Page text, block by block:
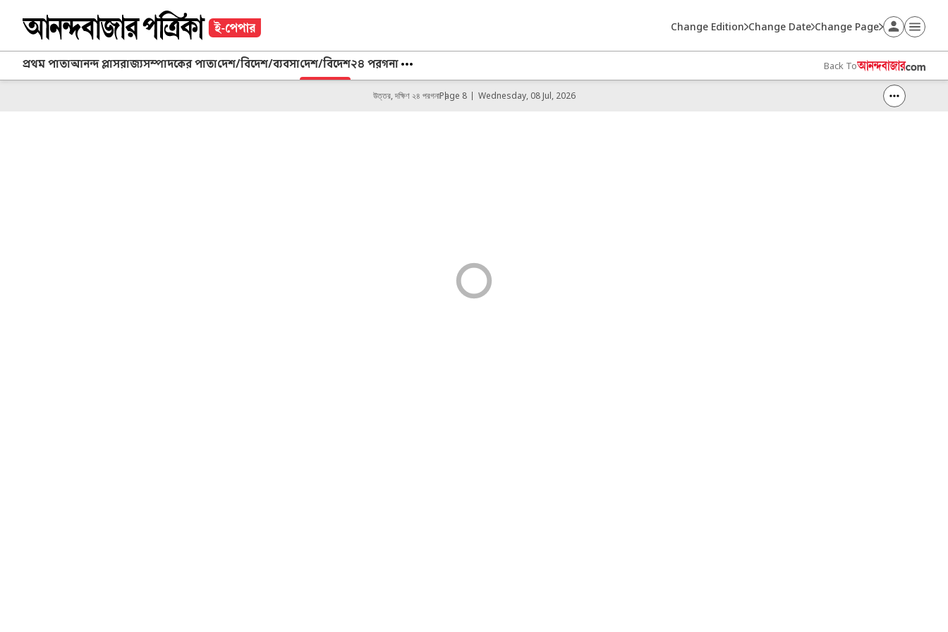
Change Edition Change Date Change Page
প্রথম পাতাআনন্দ প্লাসরাজ্যসম্পাদকের পাতাদেশ/বিদেশ/ব্যবসাদেশ/বিদেশ২৪ পরগনা Back To
উত্তর, দক্ষিণ ২৪ পরগনাPage 8 Wednesday, 08 Jul, 2026